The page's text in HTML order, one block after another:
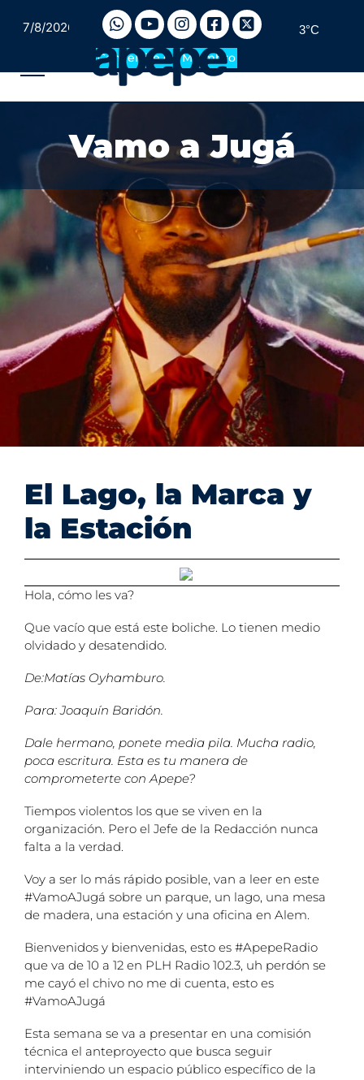
7/8/2026 3°C
Convertite en Miembro
Vamo a Jugá
El Lago, la Marca y
la Estación
Hola, cómo les va?
Que vacío que está este boliche. Lo tienen medio
olvidado y desatendido.
De:Matías Oyhamburo.
Para: Joaquín Baridón.
Dale hermano, ponete media pila. Mucha radio,
poca escritura. Esta es tu manera de
comprometerte con Apepe?
Tiempos violentos los que se viven en la
organización. Pero el Jefe de la Redacción nunca
falta a la verdad.
Voy a ser lo más rápido posible, van a leer en este
#VamoAJugá sobre un parque, un lago, una mesa
de madera, una estación y una oficina en Alem.
Bienvenidos y bienvenidas, esto es #ApepeRadio
que va de 10 a 12 en PLH Radio 102.3, uh perdón se
me cayó el chivo no me di cuenta, esto es
#VamoAJugá
Esta semana se va a presentar en una comisión
técnica el anteproyecto que busca seguir
interviniendo un espacio público específico de la